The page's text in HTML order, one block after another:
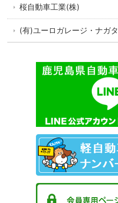
桜自動車工業(株)
(有)ユーロガレージ・ナガタ